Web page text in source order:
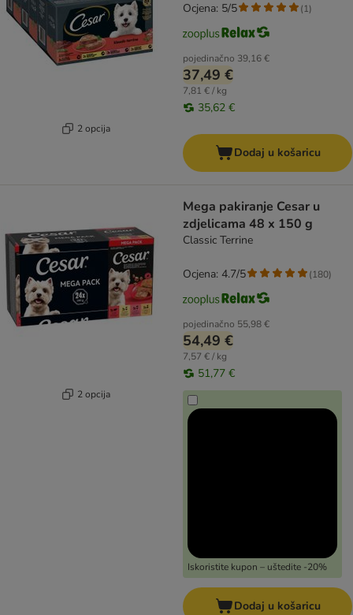
2 opcija
pojedinačno 39,16 €
37,49 €
7,81 € / kg
35,62 €
Ocjena: 5/5 (1)
Dodaj u košaricu
2 opcija
Mega pakiranje Cesar u
zdjelicama 48 x 150 g
Classic Terrine
pojedinačno 55,98 €
54,49 €
7,57 € / kg
51,77 €
Iskoristite kupon – uštedite -20%
Ocjena: 4.7/5 (180)
Dodaj u košaricu